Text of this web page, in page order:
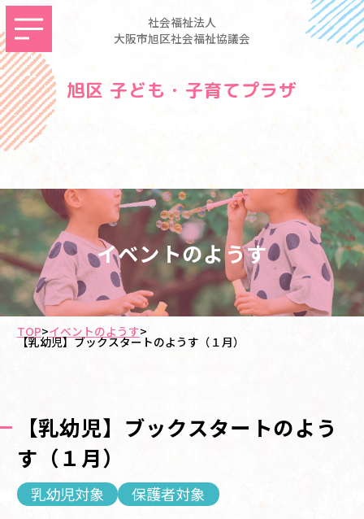
社会福祉法人
大阪市旭区社会福祉協議会
旭区 子ども・子育てプラザ
イベントのようす
TOP>イベントのようす>
【乳幼児】ブックスタートのようす（１月）
【乳幼児】ブックスタートのよう
す（１月）
乳幼児対象 保護者対象